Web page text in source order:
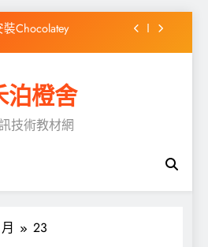
Chocolatey
的連結已到期」之解決
簡介
Chocolatey
撥接
連結已到期」之解決
泊橙舍
技術教材網
23